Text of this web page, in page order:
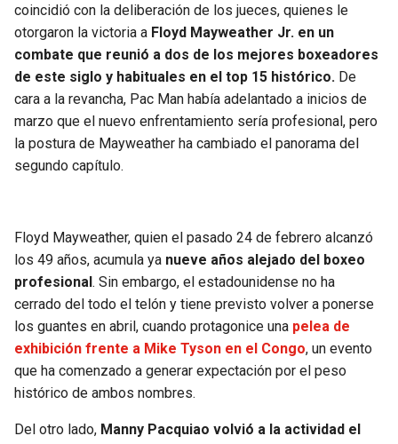
coincidió con la deliberación de los jueces, quienes le
otorgaron la victoria a Floyd Mayweather Jr. en un
combate que reunió a dos de los mejores boxeadores
de este siglo y habituales en el top 15 histórico. De
cara a la revancha, Pac Man había adelantado a inicios de
marzo que el nuevo enfrentamiento sería profesional, pero
la postura de Mayweather ha cambiado el panorama del
segundo capítulo.
Floyd Mayweather, quien el pasado 24 de febrero alcanzó
los 49 años, acumula ya nueve años alejado del boxeo
profesional . Sin embargo, el estadounidense no ha
cerrado del todo el telón y tiene previsto volver a ponerse
los guantes en abril, cuando protagonice una pelea de
exhibición frente a Mike Tyson en el Congo, un evento
que ha comenzado a generar expectación por el peso
histórico de ambos nombres.
Del otro lado, Manny Pacquiao volvió a la actividad el